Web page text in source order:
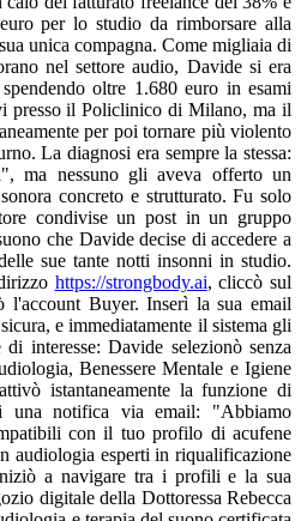
per lo studio da rimborsare alla
unica compagna. Come migliaia di
nel settore audio, Davide si era
oltre 1.680 euro in esami
presso il Policlinico di Milano, ma il
per poi tornare più violento
La diagnosi era sempre la stessa:
ma nessuno gli aveva offerto un
concreto e strutturato. Fu solo
condivise un post in un gruppo
che Davide decise di accedere a
sue tante notti insonni in studio.
https://strongbody.ai, cliccò sul pulsante Sign Up e selezionò l'account Buyer. Inserì la sua email professionale e una password sicura, e immediatamente il sistema gli chiese di definire le sue aree di interesse: Davide selezionò senza esitazione Otolaringoiatria, Audiologia, Benessere Mentale e Igiene del Sonno. StrongBody AI attivò istantaneamente la funzione di Smart Matching, inviandogli una notifica via email: "Abbiamo trovato 18 esperti globali compatibili con il tuo profilo di acufene soggettivo, inclusi specialisti in audiologia esperti in riqualificazione sonora a distanza". Davide iniziò a navigare tra i profili e la sua attenzione fu catturata dal negozio digitale della Dottoressa Rebecca Langford, una specialista in audiologia e terapia del suono certificata con sede a Manchester, nel Regno Unito, che vantava oltre sedici anni di esperienza e più di 4.600 casi trattati con successo, molti dei quali riguardanti musicisti e professionisti creativi europei e americani. Davide inviò immediatamente una Consult Request descrivendo minuziosamente i suoi sintomi: "Fischio e ronzio costante nelle orecchie, peggioramento notturno, impatto severo sul sonno e sulla concentrazione dopo l'esposizione a musica ad alto volume". La Dottoressa Langford rispose quasi subito tramite la MultiMe Chat integrata nella piattaforma, accogliendolo cordialmente: "Buongiorno Davide da Milano, sono Rebecca Langford. Grazie per la tua richiesta. Quello che descrivi è un classico caso di acufene soggettivo, dove il sistema nervoso uditivo genera segnali fantasma a causa di un sovraccarico e di una ipersensibilità neurale". Davide rispose con un messaggio vocale, percependo finalmente di essere compreso: "Esatto dottoressa, questo sibilo non mi permette più di vivere". La specialista propose allora una videochiamata di valutazione per personalizzare il percorso terapeutico, sottolineando come StrongBody AI permettesse una connessione sicura e immediata. La chiamata avvenne in alta definizione direttamente all'interno della MultiMe Chat; la dottoressa guidò Davide in alcuni test uditivi domestici e ascoltò il resoconto emotivo del suo calvario. Subito dopo, inviò una Offer formale nella finestra di chat, intitolata "Protocollo di Riqualificazione Sonora e Desensibilizzazione Neurale – Sound Therapy 10 settimane". L'offerta era estremamente dettagliata e comprendeva una terapia del suono personalizzata basata sulla tecnica "notch therapy" per filtrare le frequenze specifiche dell'acufene di Davide, una serie di prodotti digitali scaricabili composti da 28 file audio di soundscape rilassanti come onde oceaniche e rumore marrone, un piano di ascolto di 2-3 ore al giorno combinato con tecniche di rilassamento basate sulla terapia cognitivo-comportamentale, e un monitoraggio settimanale tramite chat e video. La promessa era chiara: "riduzione della percezione del rumore del 65% entro 4 settimane, miglioramento del sonno e dell'umore entro 10 settimane". Il costo era di 275 dollari, con la commissione del 10% per il Buyer chiaramente indicata. Davide esaminò i dettagli, rassicurato dal fatto che i suoi fondi sarebbero rimasti protetti nel sistema di escrow della piattaforma, connesso in modo sicuro al suo conto bancario tramite PayPal e verificato con OTP. Accettò l'offerta e procedette al pagamento; entrambi ricevettero una conferma immediata che l'escrow era stato attivato e che i fondi sarebbero stati rilasciati solo dopo la conferma dei risultati tangibili. Il processo terapeutico iniziò senza attriti direttamente dal suo studio di Brera. La Dottoressa Langford inviò i link per il download dei prodotti digitali tramite B-Messenger: set di rumori bianchi calibrati sulla frequenza dell'acufene di Davide, misurata intorno ai 4.200 Hz, e video in alta definizione con esercizi di rilassamento muscolare progressivo e tecniche di spostamento dell'attenzione. Davide iniziò a utilizzare i soundscape ogni sera prima di coricarsi, praticando diligentemente gli esercizi per distogliere la mente dal fischio. Ogni settimana inviava un diario vocale dei progressi tramite chat: "Settimana 2: il ronzio è ancora presente, ma inizio a notarlo meno, stanotte ho dormito sei ore filate". La dottoressa rispondeva con messaggi vocali tradotti perfettamente dal sistema di AI Translation: "Ottimo Davide, il tuo cervello si sta riqualificando, il rumore bianco sta mascherando il segnale fantasma e riducendo la sensibilità neurale. Continua con la mindfulness prima delle sessioni di mix". StrongBody AI inviava regolarmente B-Notification automatiche per ricordargli gli obiettivi della settimana e gli appuntamenti video, garantendo che non ci fossero intoppi nel percorso. Arrivati alla quinta settimana, Davide comunicò con entusiasmo durante una videochiamata: "Il fischio è ancora lì, ma ora è come un rumore di fondo lontano, per la prima volta in dieci mesi ho dormito sette ore profonde e ho completato un brano senza dovermi fermare". La Dottoressa Langford analizzò i dati del diario e i risultati dell'autovalutazione caricati nella sezione My Account, confermando che la sua sensibilità neurale era diminuita drasticamente, un risultato riscontrato nell'81% dei professionisti che avevano utilizzato la piattaforma. Davide, vedendo i risultati reali, confermò il completamento di una parte del servizio. Dopo i 15 giorni previsti dall'escrow per garantire la qualità, la somma, al netto della commissione del 20% per il venditore, fu trasferita automaticamente sul conto della dottoressa a Manchester. Grazie al sistema di Smart Matching, StrongBody AI suggerì a Davide di strutturare un Personal Care Team per consolidare i risultati. Egli scelse i gruppi tematici "Salute Mentale e Psicologia" e "Wellness Quotidiano", e il sistema lo collegò a tre nuovi esperti: un Mindfulness Coach dalla California, uno specialista in ottimizzazione del sonno dal Texas e un consulente per la gestione dello stress dalla Florida. Ognuno di loro si presentò calorosamente tramite MultiMe Chat: "Ciao Davide, sono Elena Vargas da San Francisco, sono nel tuo Care Team per supportare il tuo rilassamento neurale a lungo termine". Davide rispose al gruppo ringraziandoli e spiegando di voler mantenere la massima concentrazione nel suo lavoro creativo. Il team interagiva periodicamente, scambiando soundscape personalizzati e tecniche di respirazione, con la Dottoressa Langford che manteneva la leadership clinica inviando ogni mese un Active Message con nuove tracce audio. Davide gestiva tutto — prodotti digitali, diari e appuntamenti — attraverso il menu My Account in alto a destra. I risultati dopo dieci settimane furono misurabili e straordinari: la percezione dell'acufene era ridotta a un livello trascurabile, Davide era tornato a lavorare a pieno ritmo per 8 ore al giorno, aveva completato due progetti importanti incassando 41.000 euro e aveva ritrovato la gioia di vivere. Poteva finalmente accompagnare Sofia ai suoi concerti e giocare a calcio con Matteo al Parco Sempione. Il costo totale del percorso era stato pari a un quarto di quanto avrebbe speso per trattamenti locali meno efficaci, con un risparmio di oltre 45 ore di spostamenti. Francesca, durante una cena in un ristorante tipico sui Navigli, gli disse sorridendo: "Sei tornato a sorridere e ad ascoltare la musica, StrongBody AI ha riportato la pace in questa casa". Sofia esultò quando il padre mixò la sua prima demo e Matteo lo abbracciò forte prima di dormire. Davide non esitò a consigliare la piattaforma a numerosi colleghi e artisti della scena milanese, i quali si registrarono come Buyer per beneficiare dello stesso livello di assistenza globale. L'esperienza di Davide dimostra come StrongBody AI risolva alla radice il problema dell'acufene soggettivo. Dallo Smart Matching che connette con i migliori audiologi mondiali, alla Consult Request, alle videochiamate in MultiMe Chat, fino alla protezione dell'escrow e alla consegna di terapie digitali personalizzate, ogni passaggio è fluido e orientato al risultato. La piattaforma garantisce transazioni sicure tramite Stripe e PayPal in oltre 50 valute, con prelievi rapidi per i professionisti, mentre le B-Notification e l'AI Translation abbattono ogni barriera logistica e linguistica. Davide ha gestito l'intero percorso con estrema facilità, utilizzando gli strumenti messi a disposizione per monitorare i suoi progressi. Quando ebbe bisogno di integrare il percorso con dispositivi fisici suggeriti dalla dottoressa nel suo profilo, come cuffie a conduzione ossea di alta qualità, Davide inviò una nuova richiesta e ricevette un'offerta di acquisto assistito, completando l'operazione in pochi clic. Il ciclo si ripeteva in modo impeccabile: il buyer richiedeva, il seller offriva soluzioni su misura, e la transazione avveniva in un ambiente protetto dove il denaro veniva rilasciato solo a soddisfazione avvenuta. StrongBody AI ha continuato a suggerire servizi pertinenti basati sui sintomi e sulla professione di Davide, creando un ecosistema di cura dinamico. Dallo studio di Milano alla clinica di Manchester, attraverso lo schermo di un computer, StrongBody AI ha trasformato un rumore insopportabile in una storia di successo clinico e umano. Davide non ha solo silenziato un fischio, ma ha recuperato il sonno profondo, un umore positivo e la sua passione per la musica, salvaguardando la sua carriera e la serenità familiare. Milioni di altri utenti, dai creativi di New York ai manager di Londra, stanno vivendo trasformazioni simili grazie a questo intermediario d'eccellenza che unisce tecnologia e competenza umana. La storia continua ogni volta che Davide riceve una notifica dal suo Care Team: "Nuovo soundscape rilassante disponibile per le tue sessioni di lavoro". Egli risponde prontamente dal suo studio: "L'acufene è ormai solo un ricordo lontano, ora produco musica con una chiarezza mai avuta prima". Il coach risponde suggerendo una combinazione di rumore rosa e dieci minuti di respirazione prima dei grandi event